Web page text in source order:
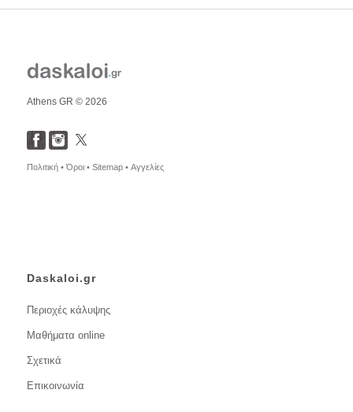
Athens GR © 2026
Πολιτική •Όροι • Sitemap • Αγγελίες
Daskaloi.gr
Περιοχές κάλυψης
Μαθήματα online
Σχετικά
Επικοινωνία